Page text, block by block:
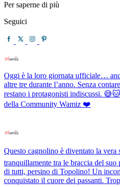
Per saperne di più
Seguici
Oggi è la loro giornata ufficiale…
altre tre durante l’anno. Senza
restano i protagonisti indiscussi.
della Community Wamiz ❤️
Questo cagnolino è diventato la
tranquillamente tra le braccia del
di tutti, persino di Topolino! Un
conquistato il cuore dei passanti.